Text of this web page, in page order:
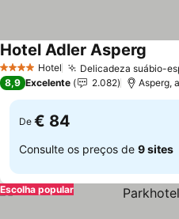
4 EstrelasHotel Delicadeza suábio-
Hotel Adler Asperg
8,9 Excelente 2.082 Asperg,
De € 84
Consulte os preços de 9 sites
Escolha popular